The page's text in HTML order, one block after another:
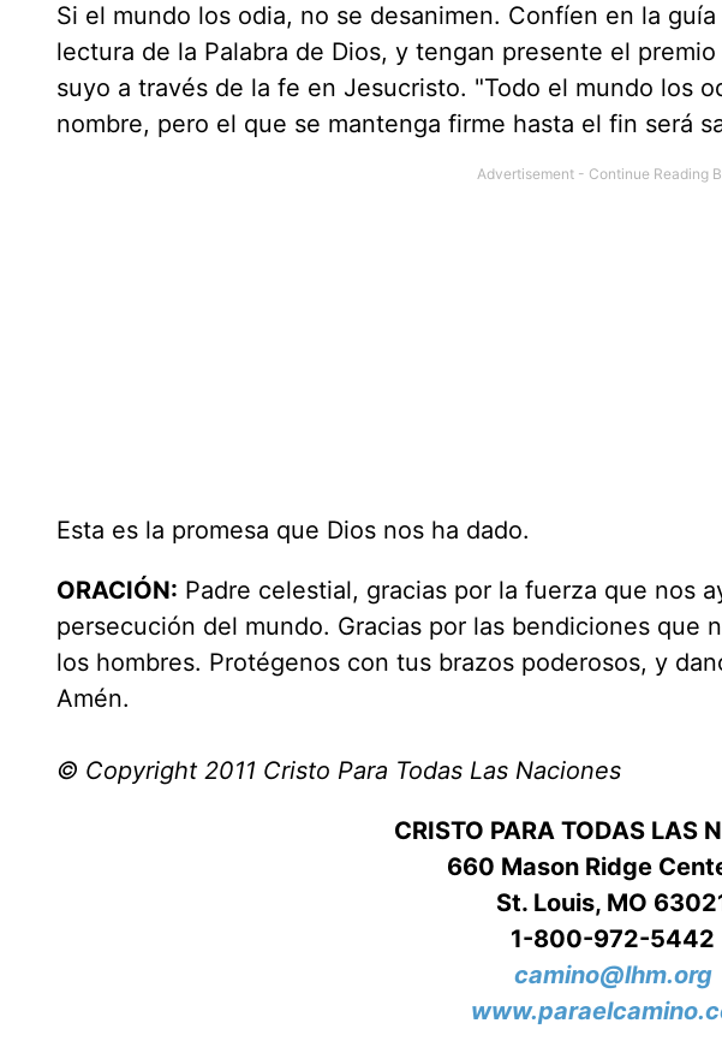
Si el mundo los odia, no se desanimen. Confíen en la
lectura de la Palabra de Dios, y tengan presente el
suyo a través de la fe en Jesucristo. "Todo el mundo los
nombre, pero el que se mantenga firme hasta el fin será
Esta es la promesa que Dios nos ha dado.
ORACIÓN: Padre celestial, gracias por la fuerza que nos
persecución del mundo. Gracias por las bendiciones que
los hombres. Protégenos con tus brazos poderosos, y
Amén.
© Copyright 2011 Cristo Para Todas Las Naciones
CRISTO PARA TODAS LAS
660 Mason Ridge
St. Louis, MO
1-800-972-5442
camino@lhm.org